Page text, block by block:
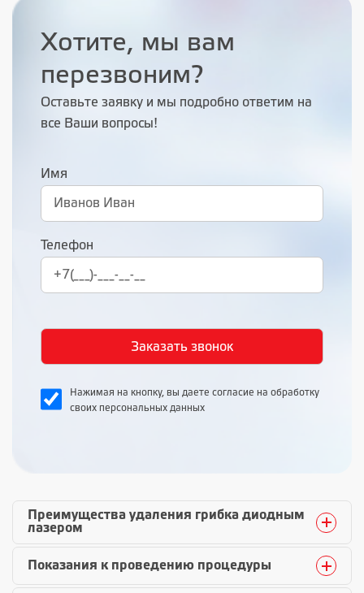
Хотите, мы вам
перезвоним?
Оставьте заявку и мы подробно ответим на
все Ваши вопросы!
Имя
Телефон
Нажимая на кнопку, вы даете согласие на обработку
своих персональных данных
Преимущества удаления грибка диодным
лазером
Показания к проведению процедуры